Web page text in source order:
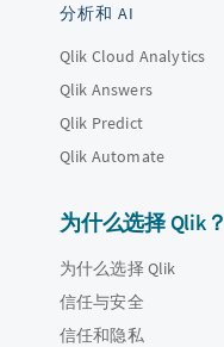
分析和 AI
Qlik Cloud Analytics
Qlik Answers
Qlik Predict
Qlik Automate
为什么选择 Qlik？
为什么选择 Qlik
信任与安全
信任和隐私